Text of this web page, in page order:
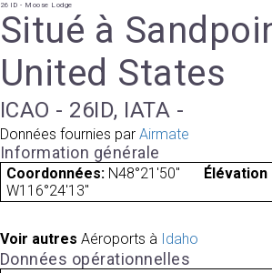
26ID - Moose Lodge
Situé à
United States
ICAO - 26ID, IATA -
Données fournies par Airmate
Information générale
Coordonnées: N48°21'50"
W116°24'13"
Élévation
Voir autres Aéroports à Idaho
Données opérationnelles